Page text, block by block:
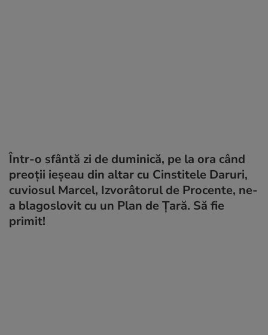
Într-o sfântă zi de duminică, pe la ora când
preoţii ieşeau din altar cu Cinstitele Daruri,
cuviosul Marcel, Izvorâtorul de Procente, ne-
a blagoslovit cu un Plan de Ţară. Să fie
primit!